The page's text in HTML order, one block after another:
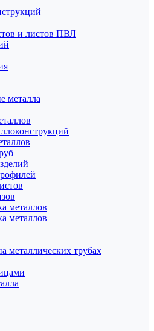
и листов ПВЛ
металла
металлов
металлов
металлических трубах